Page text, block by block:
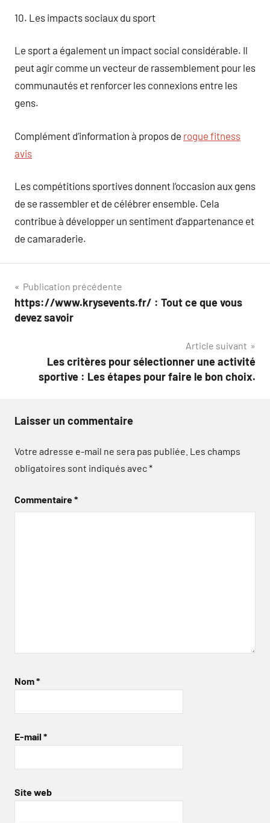
10. Les impacts sociaux du sport
Le sport a également un impact social considérable. Il
peut agir comme un vecteur de rassemblement pour les
communautés et renforcer les connexions entre les
gens.
Complément d’information à propos de rogue fitness
avis
Les compétitions sportives donnent l’occasion aux gens
de se rassembler et de célébrer ensemble. Cela
contribue à développer un sentiment d’appartenance et
de camaraderie.
Navigation
de
Publication précédente
https://www.krysevents.fr/ : Tout ce que vous
devez savoir
Article suivant
Les critères pour sélectionner une activité
sportive : Les étapes pour faire le bon choix.
Laisser un commentaire
Votre adresse e-mail ne sera pas publiée. Les champs
obligatoires sont indiqués avec*
Commentaire*
Nom*
E-mail *
Site web